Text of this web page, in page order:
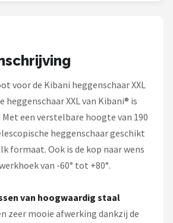
voor de Kibani heggenschaar XXL
heggenschaar XXL van Kibani® is
een verstelbare hoogte van 190
heggenschaar geschikt
formaat. Ook is de kop naar wens
van -60° tot +80°.
van hoogwaardig staal
zeer mooie afwerking dankzij de